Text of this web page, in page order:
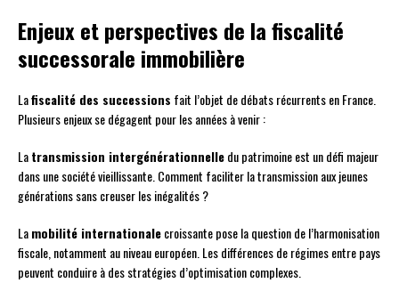
Enjeux et perspectives de la fiscalité
successorale immobilière
Lafiscalité des successions fait l’objet de débats récurrents en France.
Plusieurs enjeux se dégagent pour les années à venir :
Latransmission intergénérationnelledu patrimoine est un défi majeur
dans une société vieillissante. Comment faciliter la transmission aux jeunes
générations sans creuser les inégalités ?
Lamobilité internationalecroissante pose la question de l’harmonisation
fiscale, notamment au niveau européen. Les différences de régimes entre pays
peuvent conduire à des stratégies d’optimisation complexes.